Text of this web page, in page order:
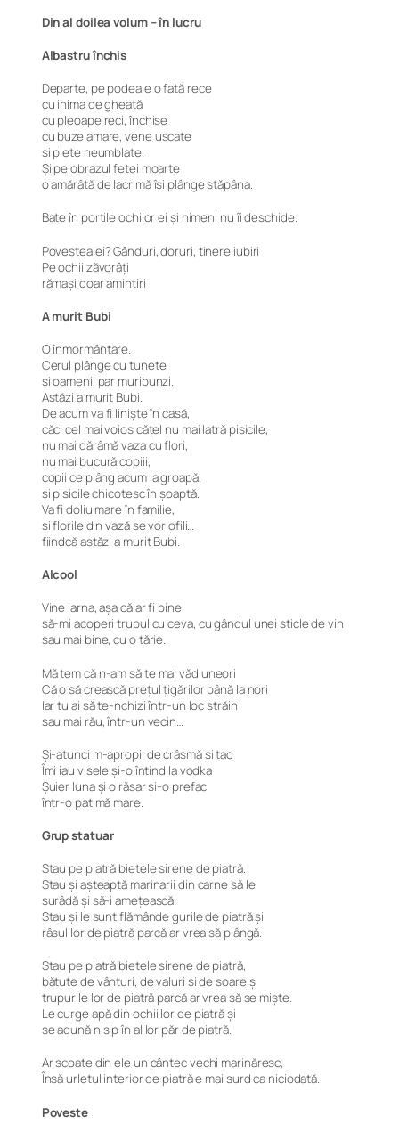
Din al doilea volum – în lucru
Albastru închis
Departe, pe podea e o fată rece
cu inima de gheață
cu pleoape reci, închise
cu buze amare, vene uscate
și plete neumblate.
Și pe obrazul fetei moarte
o amărâtă de lacrimă își plânge stăpâna.
Bate în porțile ochilor ei și nimeni nu îi deschide.
Povestea ei? Gânduri, doruri, tinere iubiri
Pe ochii zăvorâți
rămași doar amintiri
A murit Bubi
O înmormântare.
Cerul plânge cu tunete,
și oamenii par muribunzi.
Astăzi a murit Bubi.
De acum va fi liniște în casă,
căci cel mai voios cățel nu mai latră pisicile,
nu mai dărâmă vaza cu flori,
nu mai bucură copiii,
copii ce plâng acum la groapă,
și pisicile chicotesc în șoaptă.
Va fi doliu mare în familie,
și florile din vază se vor ofili…
fiindcă astăzi a murit Bubi.
Alcool
Vine iarna, așa că ar fi bine
să-mi acoperi trupul cu ceva, cu gândul unei sticle de vin
sau mai bine, cu o tărie.
Mă tem că n-am să te mai văd uneori
Că o să crească prețul țigărilor până la nori
Iar tu ai să te-nchizi într-un loc străin
sau mai rău, într-un vecin…
Și-atunci m-apropii de crâșmă și tac
Îmi iau visele și-o întind la vodka
Șuier luna și o răsar și-o prefac
într-o patimă mare.
Grup statuar
Stau pe piatră bietele sirene de piatră.
Stau și așteaptă marinarii din carne să le
surâdă și să-i amețească.
Stau și le sunt flămânde gurile de piatră și
râsul lor de piatră parcă ar vrea să plângă.
Stau pe piatră bietele sirene de piatră,
bătute de vânturi, de valuri și de soare și
trupurile lor de piatră parcă ar vrea să se miște.
Le curge apă din ochii lor de piatră și
se adună nisip în al lor păr de piatră.
Ar scoate din ele un cântec vechi marinăresc,
Însă urletul interior de piatră e mai surd ca niciodată.
Poveste